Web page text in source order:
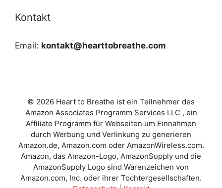
Kontakt
Email: kontakt@hearttobreathe.com
© 2026 Heart to Breathe ist ein Teilnehmer des
Amazon Associates Programm Services LLC , ein
Affiliate Programm für Webseiten um Einnahmen
durch Werbung und Verlinkung zu generieren
Amazon.de, Amazon.com oder AmazonWireless.com.
Amazon, das Amazon-Logo, AmazonSupply und die
AmazonSupply Logo sind Warenzeichen von
Amazon.com, Inc. oder ihrer Tochtergesellschaften.